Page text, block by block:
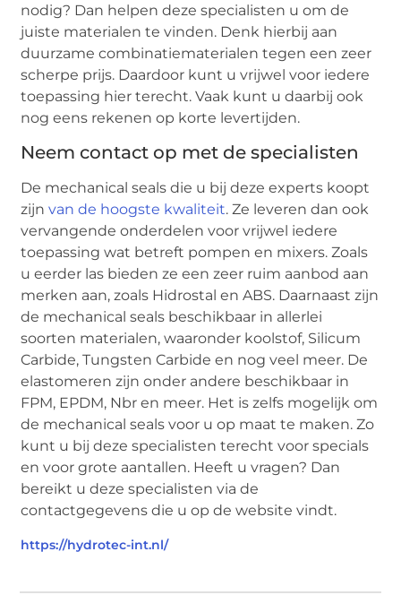
nodig? Dan helpen deze specialisten u om de
juiste materialen te vinden. Denk hierbij aan
duurzame combinatiematerialen tegen een zeer
scherpe prijs. Daardoor kunt u vrijwel voor iedere
toepassing hier terecht. Vaak kunt u daarbij ook
nog eens rekenen op korte levertijden.
Neem contact op met de specialisten
De mechanical seals die u bij deze experts koopt
zijnvan de hoogste kwaliteit. Ze leveren dan ook
vervangende onderdelen voor vrijwel iedere
toepassing wat betreft pompen en mixers. Zoals
u eerder las bieden ze een zeer ruim aanbod aan
merken aan, zoals Hidrostal en ABS. Daarnaast zijn
de mechanical seals beschikbaar in allerlei
soorten materialen, waaronder koolstof, Silicum
Carbide, Tungsten Carbide en nog veel meer. De
elastomeren zijn onder andere beschikbaar in
FPM, EPDM, Nbr en meer. Het is zelfs mogelijk om
de mechanical seals voor u op maat te maken. Zo
kunt u bij deze specialisten terecht voor specials
en voor grote aantallen. Heeft u vragen? Dan
bereikt u deze specialisten via de
contactgegevens die u op de website vindt.
https://hydrotec-int.nl/